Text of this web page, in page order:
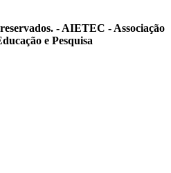
- AIETEC - Associação
e Pesquisa